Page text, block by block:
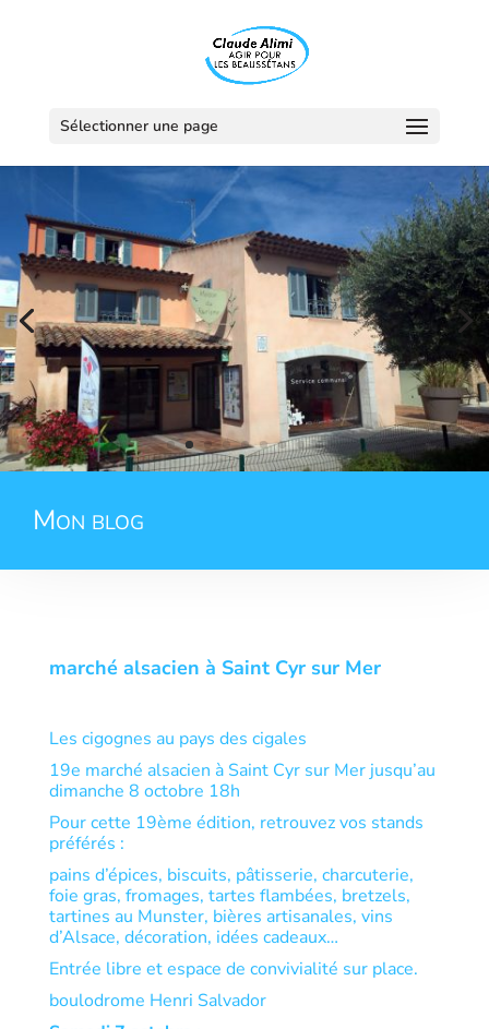
Sélectionner une page
Mon blog
marché alsacien à Saint Cyr sur Mer
Les cigognes au pays des cigales
19e marché alsacien à Saint Cyr sur Mer jusqu’au
dimanche 8 octobre 18h
Pour cette 19ème édition, retrouvez vos stands
préférés :
pains d’épices, biscuits, pâtisserie, charcuterie,
foie gras, fromages, tartes flambées, bretzels,
tartines au Munster, bières artisanales, vins
d’Alsace, décoration, idées cadeaux…
Entrée libre et espace de convivialité sur place.
boulodrome Henri Salvador